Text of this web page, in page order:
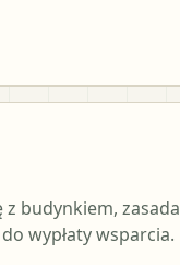
budynkiem,
wypłaty wsparcia.